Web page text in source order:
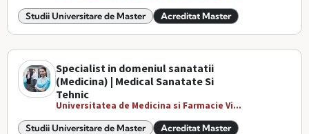
Studii Universitare de Master Acreditat Master
Specialist in domeniul sanatatii
(Medicina) | Medical Sanatate Si
Tehnic
Universitatea de Medicina si Farmacie Vi...
Studii Universitare de Master Acreditat Master